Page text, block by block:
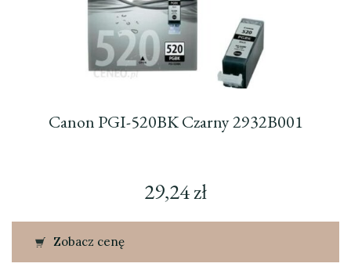
Canon PGI-520BK Czarny 2932B001
29,24zł
Zobacz cenę